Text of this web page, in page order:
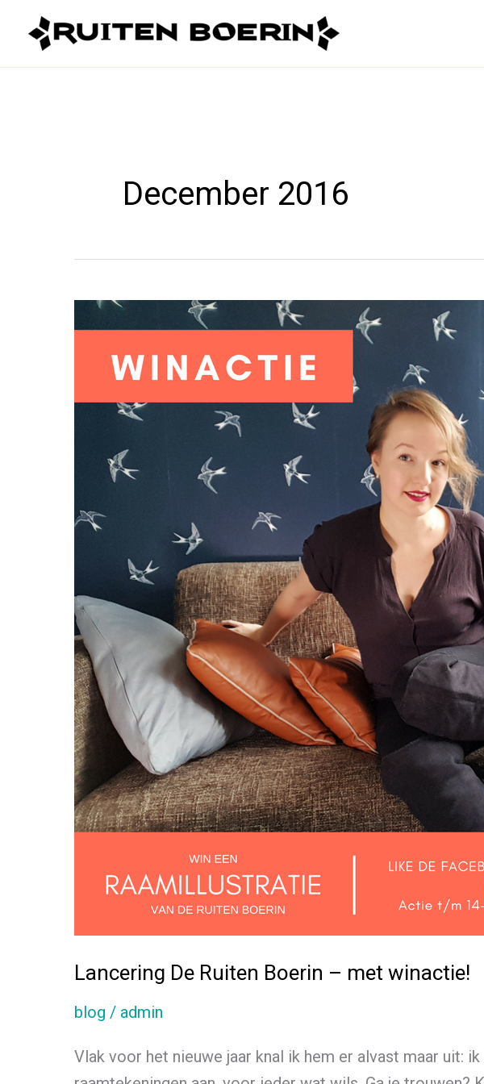
naar
de
December 2016
Lancering De Ruiten Boerin – met winactie!
blog / admin
Vlak voor het nieuwe jaar knal ik hem er alvast maar uit: